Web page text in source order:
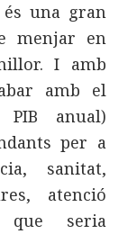
és una gran
menjar en
I amb
amb el
anual)
per a
sanitat,
atenció
que seria